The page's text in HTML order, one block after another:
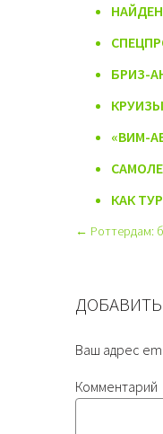
БРИЗ-
«ВИМ-
КАК
← Роттердам:
Ваш адрес
Комментарий